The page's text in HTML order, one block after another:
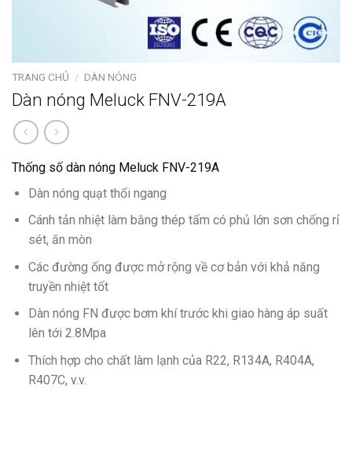
TRANG CHỦ / DÀN NÓNG
Dàn nóng Meluck FNV-219A
Thống số dàn nóng Meluck FNV-219A
Dàn nóng quạt thổi ngang
Cánh tản nhiệt làm bằng thép tấm có phủ lớn sơn chống rỉ
sét, ăn mòn
Các đường ống được mở rộng về cơ bản với khả năng
truyền nhiệt tốt
Dàn nóng FN được bơm khí trước khi giao hàng áp suất
lên tới 2.8Mpa
Thích hợp cho chất làm lạnh của R22, R134A, R404A,
R407C, v.v.